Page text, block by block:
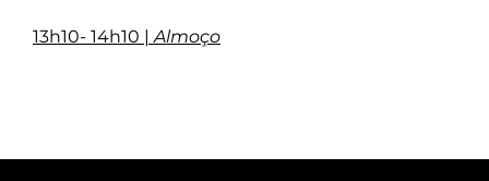
13h10- 14h10 |Almoço